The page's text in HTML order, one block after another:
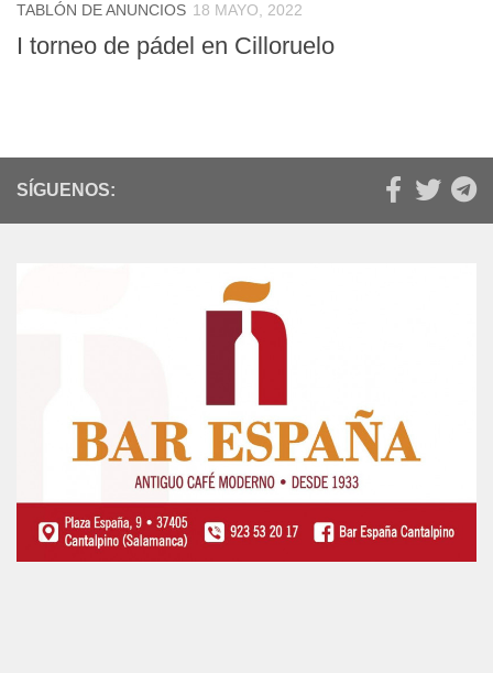
TABLÓN DE ANUNCIOS 18 MAYO, 2022
I torneo de pádel en Cilloruelo
SÍGUENOS: